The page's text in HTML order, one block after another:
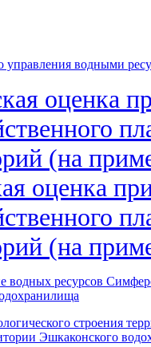
водными
оценка
(на
Эшкаконского